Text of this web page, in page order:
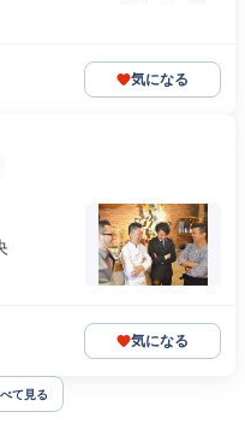
気になる
気になる
て見る